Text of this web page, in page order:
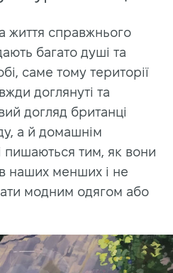
життя справжнього
багато душі та
саме тому території
доглянуті та
догляд британці
а й домашнім
пишаються тим, як вони
наших менших і не
модним одягом або